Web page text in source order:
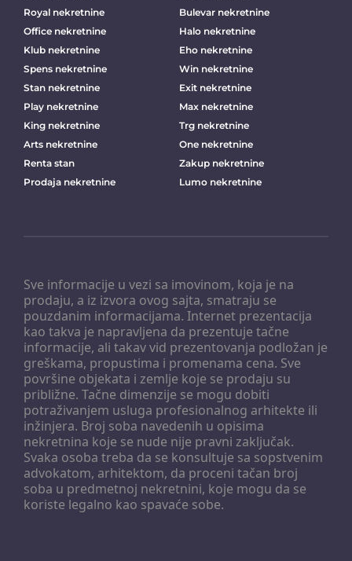
Sve informacije u vezi sa imovinom, koja je na
prodaju, a iz izvora ovog sajta, smatraju se
pouzdanim informacijama. Internet prezentacija
kao takva je napravljena da prezentuje tačne
informacije, ali takav vid prezentovanja podložan je
greškama, propustima i promenama cena. Sve
površine objekata i zemlje koje se prodaju su
približne. Tačne dimenzije se mogu dobiti
potraživanjem usluga profesionalnog arhitekte ili
inžinjera. Broj soba navedenih u opisima
nekretnina koje se nude nije pravni zaključak.
Svaka osoba treba da se konsultuje sa sopstvenim
advokatom, arhitektom, da proceni tačan broj
soba u predmetnoj nekretnini, koje mogu da se
koriste legalno kao spavaće sobe.
Royal nekretnine
Bulevar nekretnine
Office nekretnine
Halo nekretnine
Klub nekretnine
Eho nekretnine
Spens nekretnine
Win nekretnine
Stan nekretnine
Exit nekretnine
Play nekretnine
Max nekretnine
King nekretnine
Trg nekretnine
Arts nekretnine
One nekretnine
Renta stan
Zakup nekretnine
Prodaja nekretnine
Lumo nekretnine